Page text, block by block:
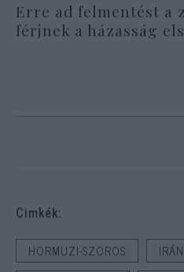
Erre ad felmentést a
férjnek a házasság
Cimkék:
HORMUZI-SZOROS
IRÁN